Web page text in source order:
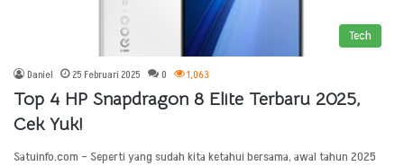
Tech
Daniel 25 Februari 2025 0 1,063
Top 4 HP Snapdragon 8 Elite Terbaru 2025,
Cek Yuk!
Satuinfo.com – Seperti yang sudah kita ketahui bersama, awal tahun 2025